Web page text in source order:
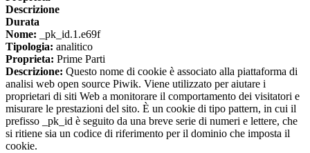
Descrizione
Durata
Nome: _pk_id.1.e69f
Tipologia: analitico
Proprieta: Prime Parti
Descrizione: Questo nome di cookie è associato alla piattaforma di
analisi web open source Piwik. Viene utilizzato per aiutare i
proprietari di siti Web a monitorare il comportamento dei visitatori e
misurare le prestazioni del sito. È un cookie di tipo pattern, in cui il
prefisso _pk_id è seguito da una breve serie di numeri e lettere, che
si ritiene sia un codice di riferimento per il dominio che imposta il
cookie.